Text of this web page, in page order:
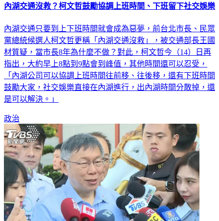
內湖交通沒救？柯文哲鼓勵協調上班時間、下班留下社交娛樂
內湖交通只要到上下班時間就會成為惡夢，前台北市長、民眾
黨總統候選人柯文哲更稱「內湖交通沒救」，被交通部長王國
材質疑，當市長8年為什麼不做？對此，柯文哲今（14）日再
指出，大約早上8點到9點會到峰值，其他時間還可以忍受，
「內湖公司可以協調上班時間往前移、往後移，還有下班時間
鼓勵大家，社交娛樂直接在內湖進行，出內湖時間分散掉，還
是可以解決。」
政治